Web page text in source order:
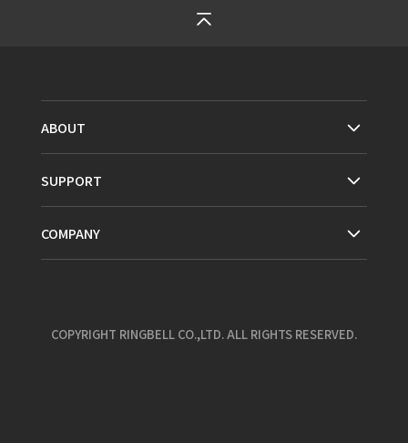
ABOUT
SUPPORT
COMPANY
COPYRIGHT RINGBELL CO.,LTD. ALL RIGHTS RESERVED.